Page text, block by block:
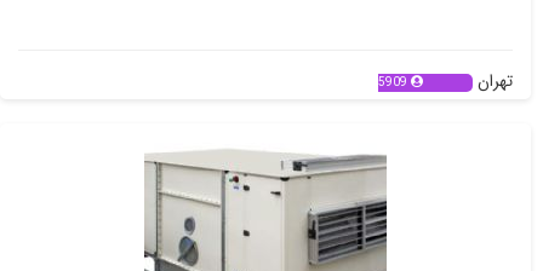
تهران 5909